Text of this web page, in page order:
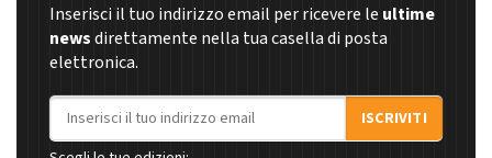
Inserisci il tuo indirizzo email per ricevere le ultime
newsdirettamente nella tua casella di posta
elettronica.
Indirizzo email
ISCRIVITI